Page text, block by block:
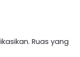
Ruas yang